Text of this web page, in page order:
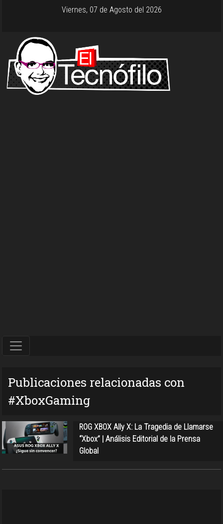
Viernes, 07 de Agosto del 2026
Publicaciones relacionadas con
#XboxGaming
ROG XBOX Ally X: La Tragedia de Llamarse
“Xbox” | Análisis Editorial de la Prensa
Global